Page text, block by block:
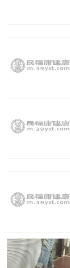
解渴的佳品。鲜
痛也有明显效果
2.桃：生津、
大便不畅，小便
3.苦瓜：苦瓜
平。它能除热邪
从中医的角度来
补肝、夏季强心